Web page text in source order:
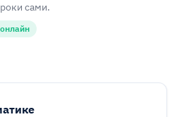
сами.